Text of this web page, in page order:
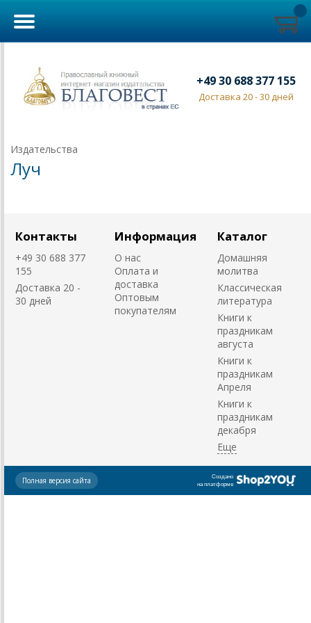
+49 30 688 377 155
Доставка 20 - 30 дней
Издательства
Луч
Контакты
+49 30 688 377
155
Доставка 20 -
30 дней
Информация
О нас
Оплата и
доставка
Оптовым
покупателям
Каталог
Домашняя
молитва
Классическая
литература
Книги к
праздникам
августа
Книги к
праздникам
Апреля
Книги к
праздникам
декабря
Создано
на платформе
Полная версия сайта